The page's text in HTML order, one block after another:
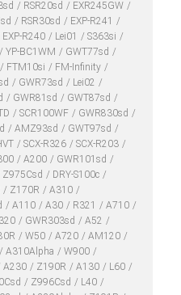
RSR20sd
EXR245GW
RSR30sd
EXP-R241
EXP-R240 Lei01
S363si
YP-BC1WM
GWT77sd
FTM10si
FM-Infinity
GWR73sd
Lei02
GWR81sd
GWT87sd
SCR100WF
GWR830sd
AMZ93sd
GWT97sd
SCX-R326
SCX-R203
A200
GWR101sd
Z975Csd
DRY-S100c
Z170R
A310
A110 A30 R321
A710
GWR303sd
A52
W50 A720
AM120
A310Alpha
W900
A230 Z190R A130
L60
Z996Csd
L40